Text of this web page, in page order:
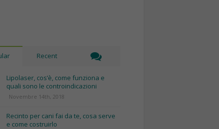
Recent
Lipolaser, cos’è, come funziona e
quali sono le controindicazioni
Novembre 14th, 2018
Recinto per cani fai da te, cosa serve
e come costruirlo